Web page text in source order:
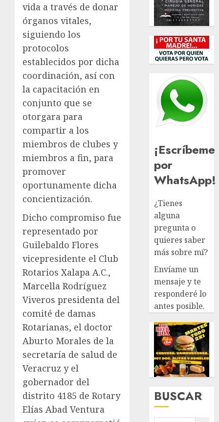
vida a través de donar
órganos vitales,
siguiendo los
protocolos
establecidos por dicha
coordinación, así con
la capacitación en
conjunto que se
otorgara para
compartir a los
miembros de clubes y
miembros a fin, para
promover
oportunamente dicha
concientización.
Dicho compromiso fue
representado por
Guilebaldo Flores
vicepresidente el Club
Rotarios Xalapa A.C.,
Marcella Rodríguez
Viveros presidenta del
comité de damas
Rotarianas, el doctor
Aburto Morales de la
secretaría de salud de
Veracruz y el
gobernador del
distrito 4185 de Rotary
Elías Abad Ventura
¡Escríbeme
por
WhatsApp!
¿Tienes
alguna
pregunta o
quieres saber
más sobre mí?
Envíame un
mensaje y te
responderé lo
antes posible.
BUSCAR